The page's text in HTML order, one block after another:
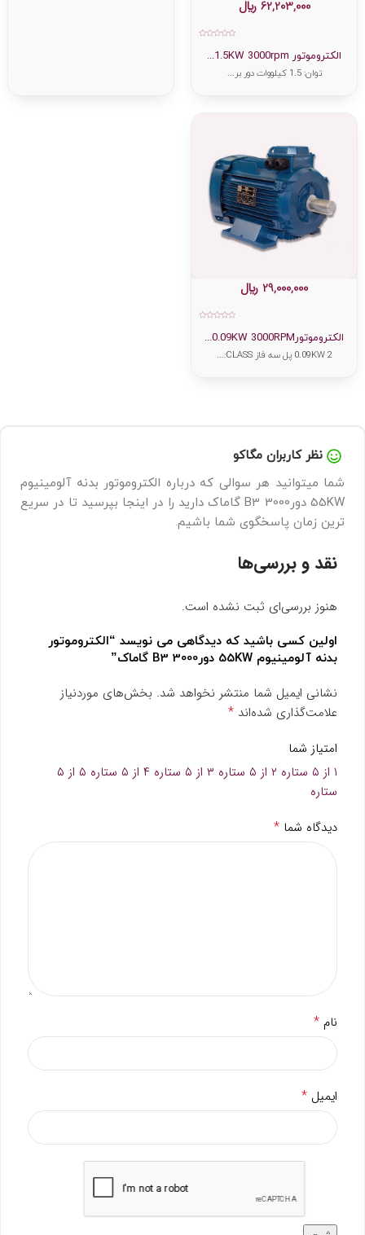
الکتروموتور 1.5KW 3000rpm...
62,203,000 ﷼
توان: 1.5 کیلووات دور بر...
الکتروموتور0.09KW 3000RPM...
29,000,000 ﷼
0.09KW 2 پل سه فاز CLASS:...
نظر کاربران مگاکو
شما میتوانید هر سوالی که درباره الکتروموتور بدنه آلومینیوم
55KW دور3000 B3 گاماک دارید را در اینجا بپرسید تا در سریع
ترین زمان پاسخگوی شما باشیم.
نقد و بررسی‌ها
هنوز بررسی‌ای ثبت نشده است.
اولین کسی باشید که دیدگاهی می نویسد “الکتروموتور
بدنه آلومینیوم 55KW دور3000 B3 گاماک”
نشانی ایمیل شما منتشر نخواهد شد. بخش‌های موردنیاز
علامت‌گذاری شده‌اند *
امتیاز شما
۱ از ۵ ستاره
۲ از ۵ ستاره ۳ از ۵ ستاره ۴ از ۵ ستاره
۵ از ۵
ستاره
دیدگاه شما *
نام *
ایمیل *